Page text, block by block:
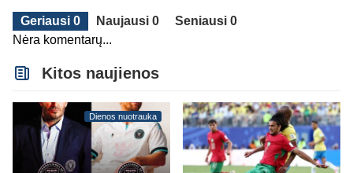
Geriausi 0 Naujausi 0
Seniausi 0
Nėra komentarų...
Kitos naujienos
Dienos nuotrauka